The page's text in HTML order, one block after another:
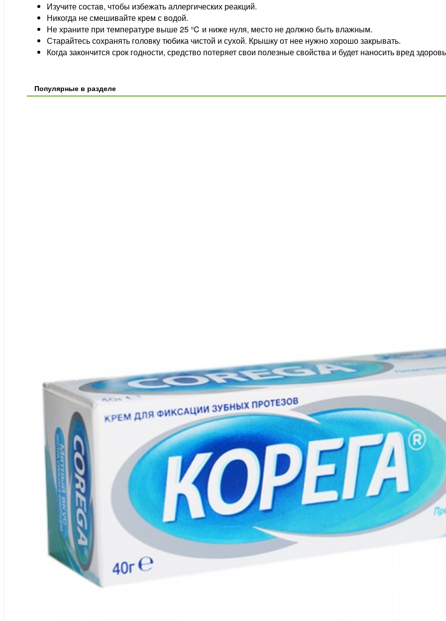
Изучите состав, чтобы избежать аллергических реакций.
Никогда не смешивайте крем с водой.
Не храните при температуре выше 25 ℃ и ниже нуля, место не должно быть влажным.
Старайтесь сохранять головку тюбика чистой и сухой. Крышку от нее нужно хорошо закрывать.
Когда закончится срок годности, средство потеряет свои полезные свойства и будет наносить вред
Популярные в разделе